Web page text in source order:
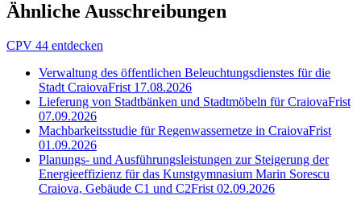
Ähnliche Ausschreibungen
CPV 44 entdecken
Verwaltung des öffentlichen Beleuchtungsdienstes für die
Stadt CraiovaFrist 17.08.2026
Lieferung von Stadtbänken und Stadtmöbeln für CraiovaFrist
07.09.2026
Machbarkeitsstudie für Regenwassernetze in CraiovaFrist
01.09.2026
Planungs- und Ausführungsleistungen zur Steigerung der
Energieeffizienz für das Kunstgymnasium Marin Sorescu
Craiova, Gebäude C1 und C2Frist 02.09.2026